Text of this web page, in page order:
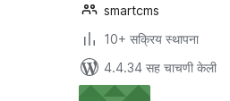
smartcms
10+ सक्रिय स्थापना
4.4.34 सह चाचणी केली